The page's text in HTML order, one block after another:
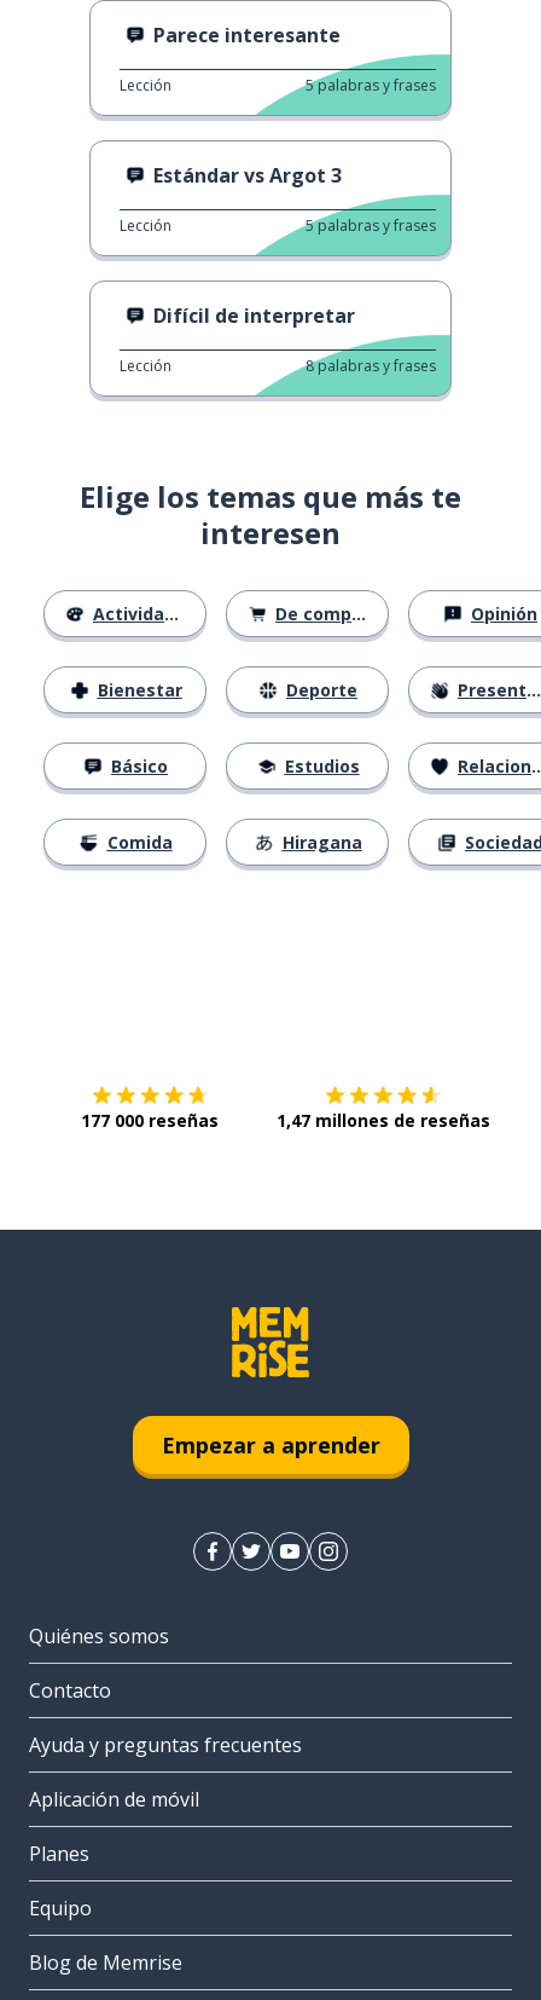
Parece interesante
Lección 5palabras y frases
Estándar vs Argot 3
Lección 5palabras y frases
Difícil de interpretar
Lección 8palabras y frases
Elige los temas que más te
interesen
Actividades
Bienestar
Básico
Comida
De compras
Deporte
Estudios
Hiragana
Opinión
Presentación
Relaciones
177 000 reseñas 1,47 millones de reseñas
Empezar a aprender
Quiénes somos
Contacto
Ayuda y preguntas frecuentes
Aplicación de móvil
Planes
Equipo
Blog de Memrise